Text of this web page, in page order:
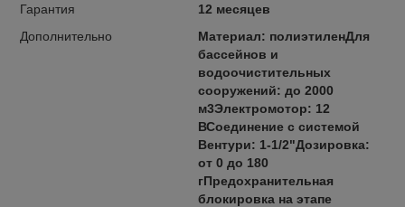
Гарантия
12 месяцев
Дополнительно
Материал: полиэтиленДля
бассейнов и
водоочистительных
сооружений: до 2000
м3Электромотор: 12
ВСоединение с системой
Вентури: 1-1/2"Дозировка:
от 0 до 180
гПредохранительная
блокировка на этапе